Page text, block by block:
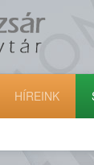
HÍREINK